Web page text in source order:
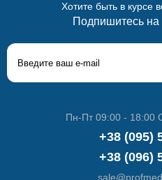
Хотите быть в курсе
Подпишитесь
Пн-Пт 09:00 - 18:00
+38 (095)
+38 (096)